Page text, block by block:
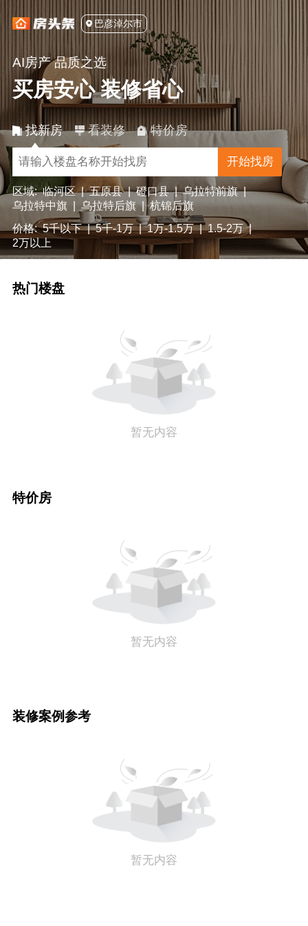
巴彦淖尔市
AI房产 品质之选
买房安心 装修省心
找新房 看装修 特价房
开始找房
区域:临河区 | 五原县 | 磴口县 | 乌拉特前旗 |
乌拉特中旗
乌拉特后旗 | 杭锦后旗
价格:5千以下 | 5千-1万 | 1万-1.5万 | 1.5-2万 |
2万以上
热门楼盘
暂无内容
特价房
暂无内容
装修案例参考
暂无内容